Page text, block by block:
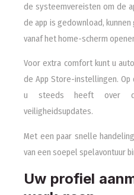
de systeemvereisten om de
de app is gedownload,
vanaf het home-scherm
Voor extra comfort kunt u
de App Store-instellingen.
u steeds heeft over
veiligheidsupdates.
Met een paar snelle
van een soepel spelavontuur
Uw profiel